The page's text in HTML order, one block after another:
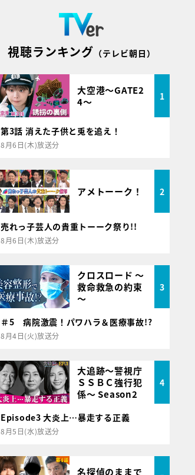
視聴ランキング （テレビ朝日）
大空港～GATE2
4～
1
第3話 消えた子供と兎を追え！
8月6日(木)放送分
アメトーーク！ 2
売れっ子芸人の貴重トーーク祭り!!
8月6日(木)放送分
クロスロード ～
救命救急の約束
～
3
＃5 病院激震！パワハラ＆医療事故!?
8月4日(火)放送分
大追跡～警視庁
ＳＳＢＣ強行犯
係～ Season2
4
Episode3 大炎上…暴走する正義
8月5日(水)放送分
名探偵のままで